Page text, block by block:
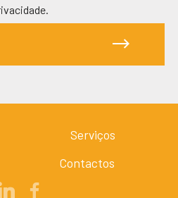
.
Serviços
Contactos